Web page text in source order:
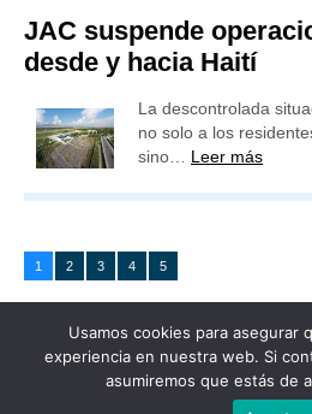
JAC suspende
desde y hacia Haití
La descontrolada
no solo a los
sino… Leer más
1 2 3 4 5
Usamos cookies para asegurar
experiencia en nuestra web. Si
asumiremos que estás de
Publicidad